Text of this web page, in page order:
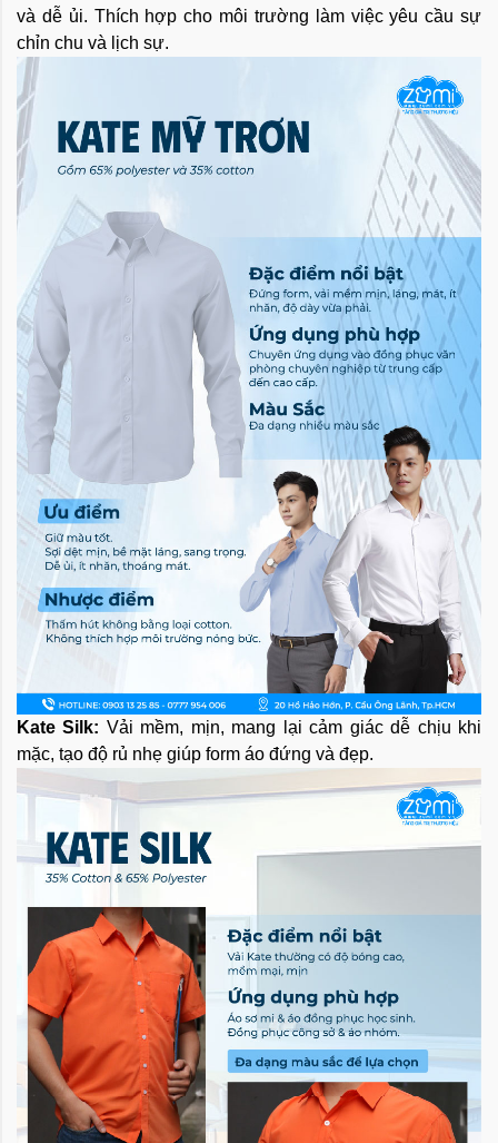
và dễ ủi. Thích hợp cho môi trường làm việc yêu cầu sự
chỉn chu và lịch sự.
Kate Silk: Vải mềm, mịn, mang lại cảm giác dễ chịu khi
mặc, tạo độ rủ nhẹ giúp form áo đứng và đẹp.